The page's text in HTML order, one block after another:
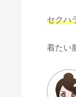
セクハ
着たい